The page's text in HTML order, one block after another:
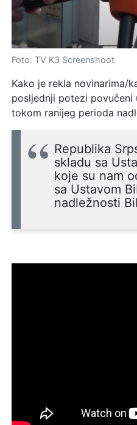
Foto: TV K3 Screenshoot
Kako je rekla novinarima/
posljednji potezi povučeni
tokom ranijeg perioda
Republika
skladu sa
koje su nam
sa Ustavom
nadležnosti